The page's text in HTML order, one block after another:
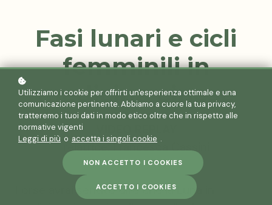
Fasi lunari e cicli
femminili in
medicina cinese
relatrice: Francesca Cassini
Forse avrai sentito dire che la Luna in
Utilizziamo i cookie per offrirti un'esperienza ottimale e una
comunicazione pertinente. Abbiamo a cuore la tua privacy,
tratteremo i tuoi dati in modo etico oltre che in rispetto alle
normative vigenti
Leggi di più o accetta i singoli cookie .
NON ACCETTO I COOKIES
ACCETTO I COOKIES